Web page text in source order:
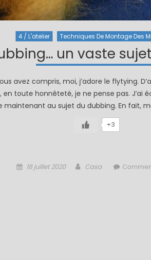
4 / L'atelier Techniques De Montage Des
un vaste
avez compris, moi, j’adore le flytying.
toute honnêteté, je ne pense pas. J’ai
maintenant au sujet du dubbing. En fait,
+3
Posted
18 juillet 2020 Author
Casa